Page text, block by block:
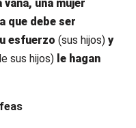
una mujer
que debe ser
esfuerzo (sus hijos) y
sus hijos) le hagan